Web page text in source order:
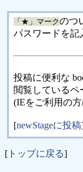
「★」マークのつ
パスワードを記
投稿に便利な
閲覧している
(IEをご利用の
[newStageに投稿
[ トップに戻る]